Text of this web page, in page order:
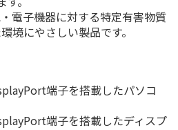
電子機器に対する特定有害物質
境にやさしい製品です。
端子を搭載したパソコ
端子を搭載したディスプ